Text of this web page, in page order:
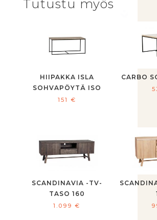
Tutustu myös
HIIPAKKA ISLA
SOHVAPÖYTÄ ISO
151 €
CARBO
SCANDINAVIA -TV-
TASO 160
1.099€